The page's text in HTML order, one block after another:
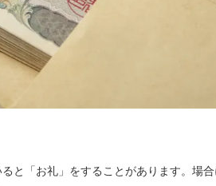
と「お礼」をすることがあります。場